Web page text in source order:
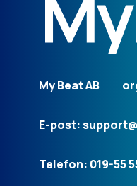
My Beat AB
E-post:
Telefon: 019-55